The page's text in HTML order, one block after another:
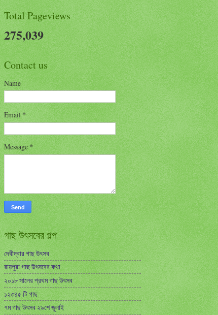
Total Pageviews
275,039
Contact us
Name
Email*
Message*
গাছ উৎসবের গল্প
দেবীদ্বার গাছ উৎসব
রায়পুরা গাছ উৎসবের কথা
২০১৮ সালের প্রথম গাছ উৎসব
১২৩৪৫ টি গাছ
৭ম গাছ উৎসব ২৯শে জুলাই